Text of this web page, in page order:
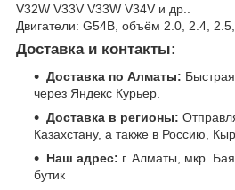
V32W V33V V33W V34V и др..
Двигатели: G54B, объём 2.0, 2.4,
Доставка и контакты:
Доставка по Алматы:
через Яндекс Курьер.
Доставка в регионы:
Казахстану, а также в Россию,
Наш адрес: г. Алматы, мкр.
бутик